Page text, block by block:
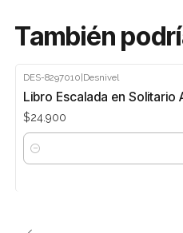
También
DES-8297010 Desnivel
Libro Escalada en
$24.900
Cantidad